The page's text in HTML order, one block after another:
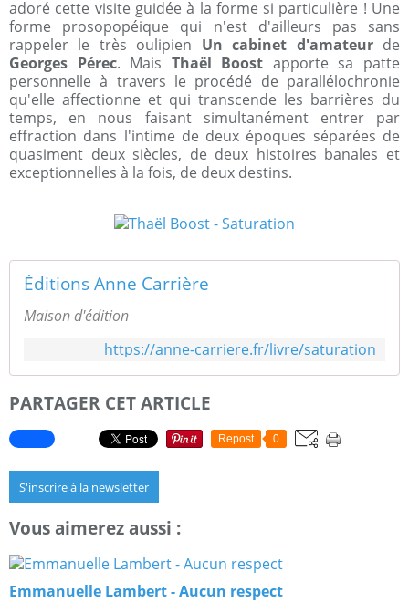
adoré cette visite guidée à la forme si particulière ! Une
forme prosopopéique qui n'est d'ailleurs pas sans
rappeler le très oulipien Un cabinet d'amateurde
Georges Pérec. Mais Thaël Boost apporte sa patte
personnelle à travers le procédé de parallélochronie
qu'elle affectionne et qui transcende les barrières du
temps, en nous faisant simultanément entrer par
effraction dans l'intime de deux époques séparées de
quasiment deux siècles, de deux histoires banales et
exceptionnelles à la fois, de deux destins.
Éditions Anne Carrière
Maison d'édition
https://anne-carriere.fr/livre/saturation
PARTAGER CET ARTICLE
Repost 0
S'inscrire à la newsletter
Vous aimerez aussi :
Emmanuelle Lambert - Aucun respect